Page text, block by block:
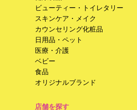
ビューティー・トイレタリー
スキンケア・メイク
カウンセリング化粧品
日用品・ペット
医療・介護
ベビー
食品
オリジナルブランド
店舗を探す